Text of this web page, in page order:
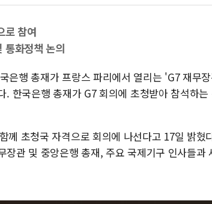
SKT, '8월 월간
원주시, 첨단의
삼척시, 무건리
전남광주 화정
청도 문수리 야
'해병 순직 책임'
헥토이노베이
로 참여
화정책 논의
은행 총재가 프랑스 파리에서 열리는 'G7 재무장
한국은행 총재가 G7 회의에 초청받아 참석하는
께 초청국 자격으로 회의에 나선다고 17일 밝혔
관 및 중앙은행 총재, 주요 국제기구 인사들과